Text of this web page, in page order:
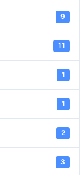
9
11
1
1
2
3